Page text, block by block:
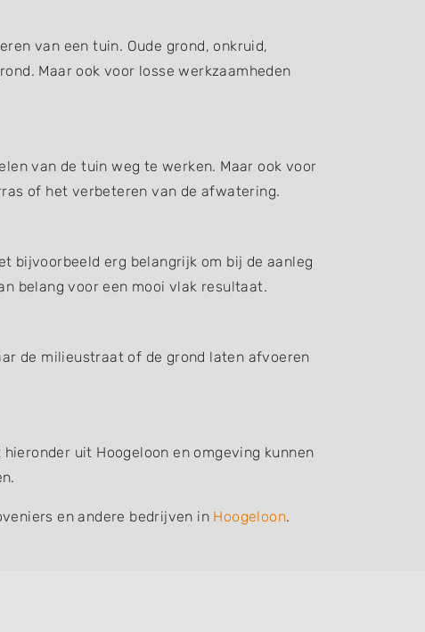
van een tuin. Oude grond, onkruid,
Maar ook voor losse werkzaamheden
van de tuin weg te werken. Maar ook voor
of het verbeteren van de afwatering.
bijvoorbeeld erg belangrijk om bij de aanleg
belang voor een mooi vlak resultaat.
de milieustraat of de grond laten afvoeren
uit Hoogeloon en omgeving kunnen
en andere bedrijven in Hoogeloon.